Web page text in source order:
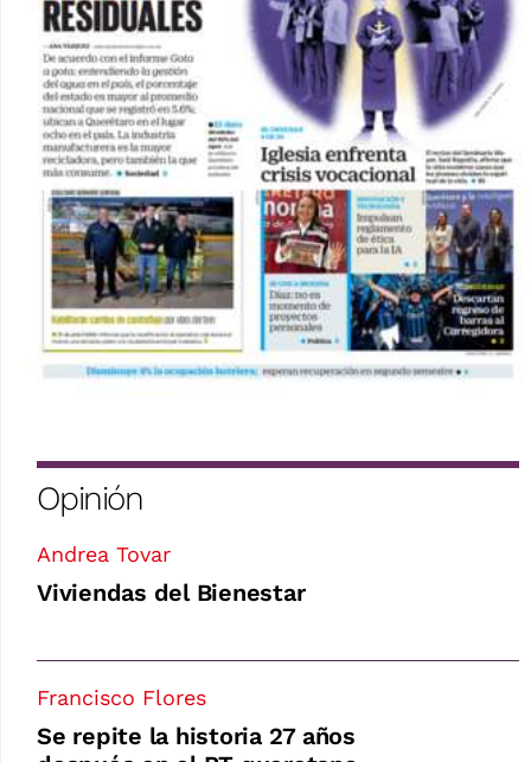
Opinión
Andrea Tovar
Viviendas del Bienestar
Francisco Flores
Se repite la historia 27 años